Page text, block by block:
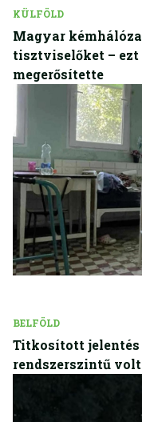
KÜLFÖLD
Magyar
tisztviselőket –
megerősítette
BELFÖLD
Titkosított
rendszerszintű